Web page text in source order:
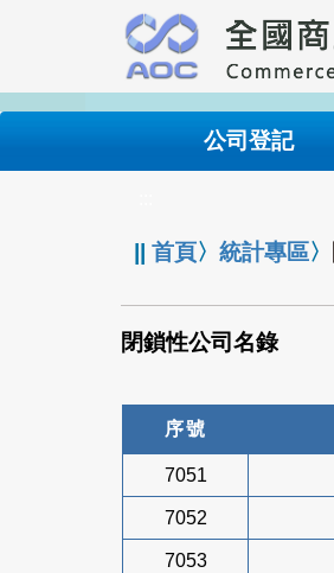
要
內
公司登記
||首頁〉統計專區〉
閉鎖性公司名錄
序號
7051
7052
7053